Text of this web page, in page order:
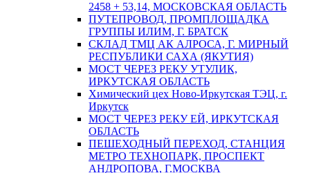
2458 + 53,14, МОСКОВСКАЯ ОБЛАСТЬ
ПУТЕПРОВОД, ПРОМПЛОЩАДКА
ГРУППЫ ИЛИМ, Г. БРАТСК
СКЛАД ТМЦ АК АЛРОСА, Г. МИРНЫЙ
РЕСПУБЛИКИ САХА (ЯКУТИЯ)
МОСТ ЧЕРЕЗ РЕКУ УТУЛИК,
ИРКУТСКАЯ ОБЛАСТЬ
Химический цех Ново-Иркутская ТЭЦ, г.
Иркутск
МОСТ ЧЕРЕЗ РЕКУ ЕЙ, ИРКУТСКАЯ
ОБЛАСТЬ
ПЕШЕХОДНЫЙ ПЕРЕХОД, СТАНЦИЯ
МЕТРО ТЕХНОПАРК, ПРОСПЕКТ
АНДРОПОВА, Г.МОСКВА